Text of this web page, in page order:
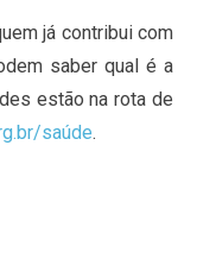
já contribui com
saber qual é a
estão na rota de
saúde.